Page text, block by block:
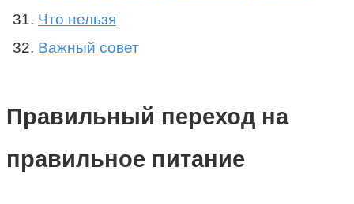
Что нельзя
Важный совет
Правильный переход на
правильное питание